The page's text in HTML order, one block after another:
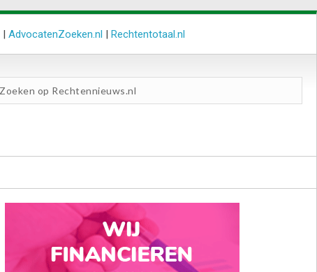
| AdvocatenZoeken.nl | Rechtentotaal.nl